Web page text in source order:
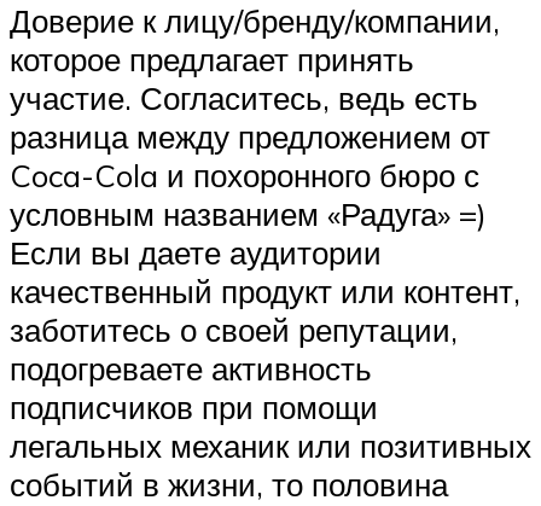
Доверие к лицу/бренду/компании,
которое предлагает принять
участие. Согласитесь, ведь есть
разница между предложением от
Coca-Cola и похоронного бюро с
условным названием «Радуга» =)
Если вы даете аудитории
качественный продукт или контент,
заботитесь о своей репутации,
подогреваете активность
подписчиков при помощи
легальных механик или позитивных
событий в жизни, то половина